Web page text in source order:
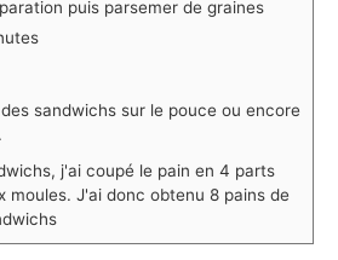
puis parsemer de graines
sandwichs sur le pouce ou encore
j'ai coupé le pain en 4 parts
moules. J'ai donc obtenu 8 pains de